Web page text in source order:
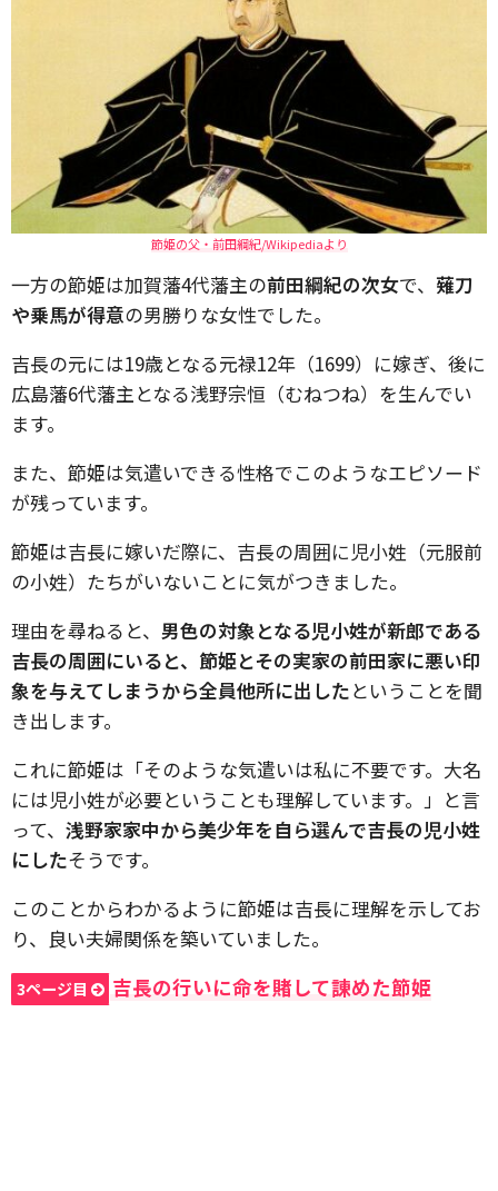
節姫の父・前田綱紀/Wikipediaより
一方の節姫は加賀藩4代藩主の前田綱紀の次女で、 薙刀
や乗馬が得意の男勝りな女性でした。
吉長の元には19歳となる元禄12年（1699）に嫁ぎ、後に
広島藩6代藩主となる浅野宗恒（むねつね）を生んでい
ます。
また、節姫は気遣いできる性格でこのようなエピソード
が残っています。
節姫は吉長に嫁いだ際に、吉長の周囲に児小姓（元服前
の小姓）たちがいないことに気がつきました。
理由を尋ねると、 男色の対象となる児小姓が新郎である
吉長の周囲にいると、節姫とその実家の前田家に悪い印
象を与えてしまうから全員他所に出したということを聞
き出します。
これに節姫は「そのような気遣いは私に不要です。大名
には児小姓が必要ということも理解しています。」と言
って、 浅野家家中から美少年を自ら選んで吉長の児小姓
にしたそうです。
このことからわかるように節姫は吉長に理解を示してお
り、良い夫婦関係を築いていました。
3ページ目 吉長の行いに命を賭して諌めた節姫